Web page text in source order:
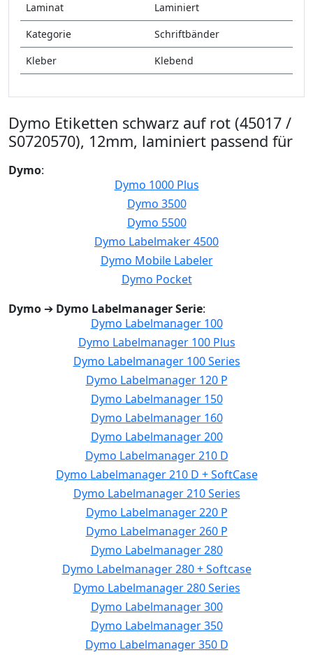
Laminat
Laminiert
Kategorie
Schriftbänder
Kleber
Klebend
Dymo Etiketten schwarz auf rot (45017 /
S0720570), 12mm, laminiert passend für
Dymo:
Dymo 1000 Plus
Dymo 3500
Dymo 5500
Dymo Labelmaker 4500
Dymo Mobile Labeler
Dymo Pocket
Dymo ➔ Dymo Labelmanager Serie:
Dymo Labelmanager 100
Dymo Labelmanager 100 Plus
Dymo Labelmanager 100 Series
Dymo Labelmanager 120 P
Dymo Labelmanager 150
Dymo Labelmanager 160
Dymo Labelmanager 200
Dymo Labelmanager 210 D
Dymo Labelmanager 210 D + SoftCase
Dymo Labelmanager 210 Series
Dymo Labelmanager 220 P
Dymo Labelmanager 260 P
Dymo Labelmanager 280
Dymo Labelmanager 280 + Softcase
Dymo Labelmanager 280 Series
Dymo Labelmanager 300
Dymo Labelmanager 350
Dymo Labelmanager 350 D